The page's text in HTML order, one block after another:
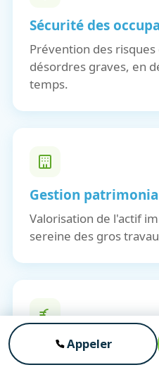
Sécurité des
Prévention des
désordres graves, en
temps.
Gestion
Valorisation de l'actif
sereine des gros
Optimisation
Appeler